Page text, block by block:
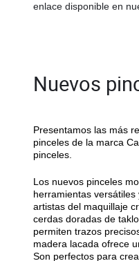
enlace disponible en
Nuevos
Presentamos las más
pinceles de la marca
pinceles.
Los nuevos pinceles
herramientas
artistas del maquillaje
cerdas doradas de
permiten trazos
madera lacada ofrece
Son perfectos para